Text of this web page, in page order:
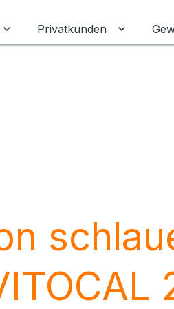
Untermenü für Erneuerbare
Privatkunden